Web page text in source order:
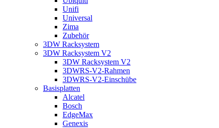
Unifi
Universal
Zima
Zubehör
3DW Racksystem
3DW Racksystem V2
3DW Racksystem V2
3DWRS-V2-Rahmen
3DWRS-V2-Einschübe
Basisplatten
Alcatel
Bosch
EdgeMax
Genexis